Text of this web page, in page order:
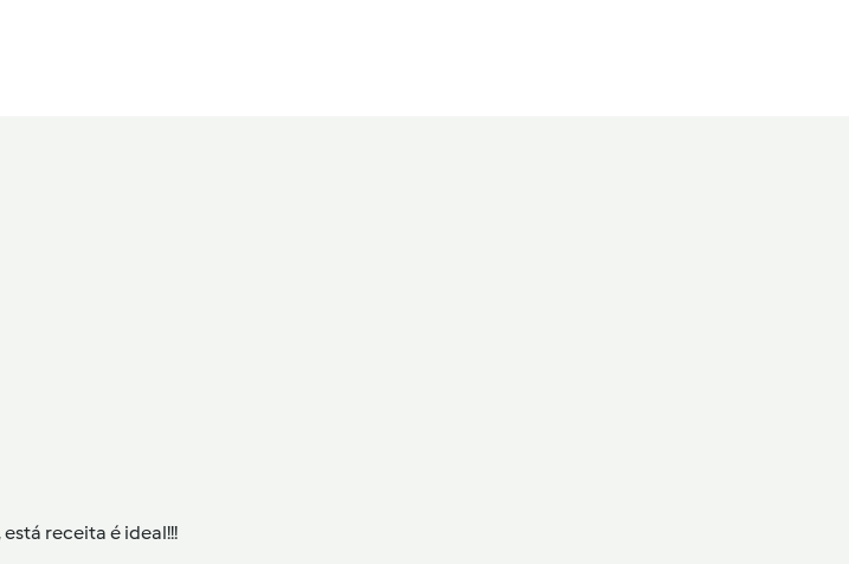
receita é ideal!!!